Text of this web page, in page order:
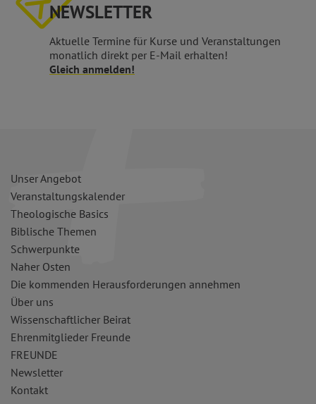
NEWSLETTER
Aktuelle Termine für Kurse und Veranstaltungen
monatlich direkt per E-Mail erhalten!
Gleich anmelden!
Unser Angebot
Veranstaltungskalender
Theologische Basics
Biblische Themen
Schwerpunkte
Naher Osten
Die kommenden Herausforderungen annehmen
Über uns
Wissenschaftlicher Beirat
Ehrenmitglieder Freunde
FREUNDE
Newsletter
Kontakt